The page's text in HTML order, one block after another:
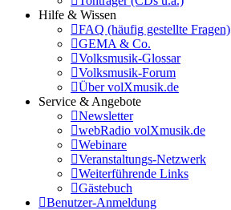
Hilfe & Wissen
FAQ (häufig gestellte Fragen)
GEMA & Co.
Volksmusik-Glossar
Volksmusik-Forum
Über volXmusik.de
Service & Angebote
Newsletter
webRadio volXmusik.de
Webinare
Veranstaltungs-Netzwerk
Weiterführende Links
Gästebuch
Benutzer-Anmeldung